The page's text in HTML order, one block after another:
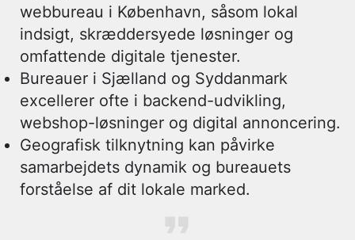
webbureau i København, såsom lokal
indsigt, skræddersyede løsninger og
omfattende digitale tjenester.
Bureauer i Sjælland og Syddanmark
excellerer ofte i backend-udvikling,
webshop-løsninger og digital annoncering.
Geografisk tilknytning kan påvirke
samarbejdets dynamik og bureauets
forståelse af dit lokale marked.